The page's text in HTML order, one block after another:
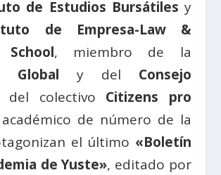
de Estudios Bursátiles y
de Empresa-Law &
School, miembro de la
Global y del Consejo
del colectivo Citizens pro
de número de la
el último «Boletín
de Yuste», editado por